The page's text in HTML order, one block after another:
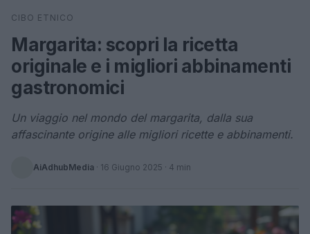
Cerca
CIBO ETNICO
Margarita: scopri la ricetta
originale e i migliori abbinamenti
gastronomici
Un viaggio nel mondo del margarita, dalla sua
affascinante origine alle migliori ricette e abbinamenti.
AiAdhubMedia · 16 Giugno 2025 · 4 min